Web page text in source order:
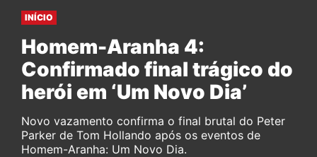
INÍCIO
Homem-Aranha 4:
Confirmado final trágico do
herói em ‘Um Novo Dia’
Novo vazamento confirma o final brutal do Peter
Parker de Tom Hollando após os eventos de
Homem-Aranha: Um Novo Dia.